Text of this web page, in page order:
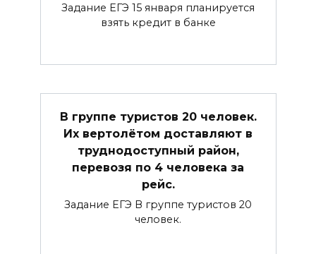
Задание ЕГЭ 15 января планируется
взять кредит в банке
В группе туристов 20 человек.
Их вертолётом доставляют в
труднодоступный район,
перевозя по 4 человека за
рейс.
Задание ЕГЭ В группе туристов 20
человек.